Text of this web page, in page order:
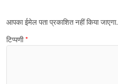
आपका ईमेल पता प्रकाशित नहीं किया जाएगा.
टिप्पणी*